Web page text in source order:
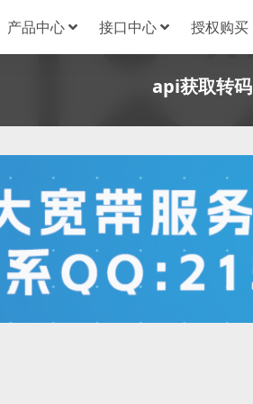
产品中心 接口中心 授权购买
api获取转码